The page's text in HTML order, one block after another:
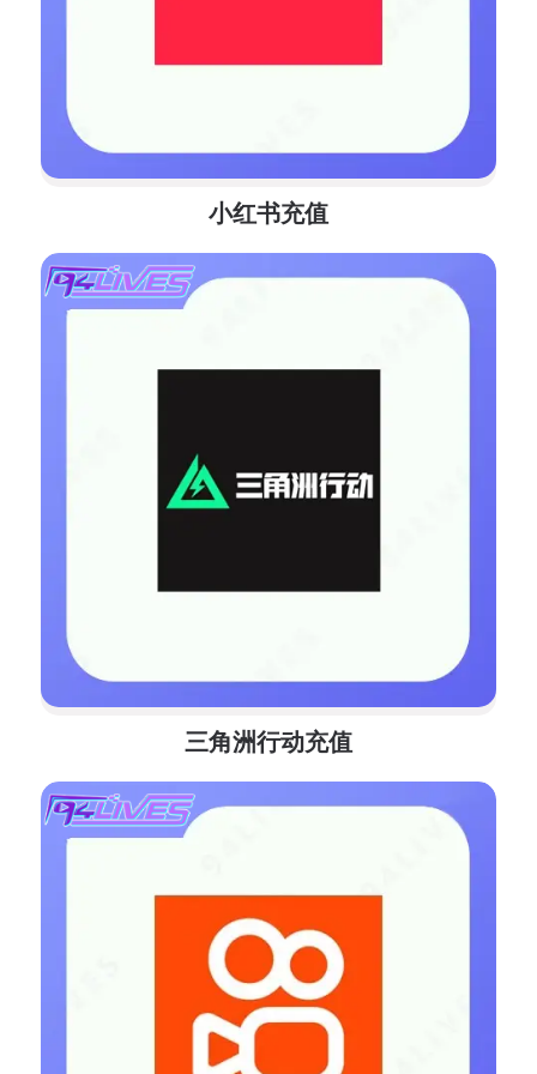
小红书充值
三角洲行动充值